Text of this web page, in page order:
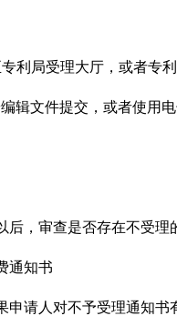
利局受理大厅，或者专
编辑文件提交，或者使用
后，审查是否存在不受
通知书
申请人对不予受理通知